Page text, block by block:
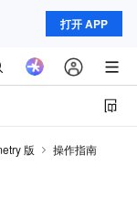
打开 APP
版
操作指南